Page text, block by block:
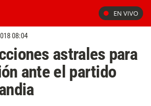
EN VIVO
08:04
astrales para
ante el partido